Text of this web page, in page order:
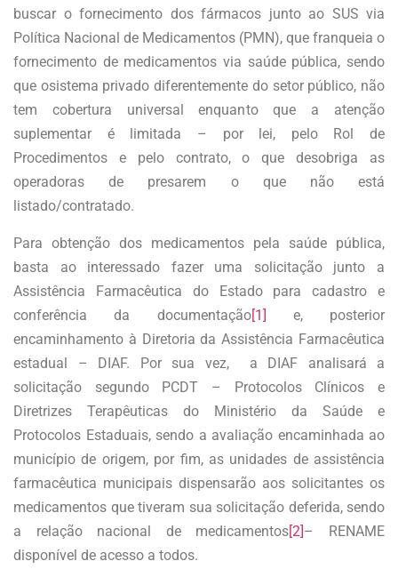
buscar o fornecimento dos fármacos junto ao SUS via
Política Nacional de Medicamentos (PMN), que franqueia o
fornecimento de medicamentos via saúde pública, sendo
que osistema privado diferentemente do setor público, não
tem cobertura universal enquanto que a atenção
suplementar é limitada – por lei, pelo Rol de
Procedimentos e pelo contrato, o que desobriga as
operadoras de presarem o que não está
listado/contratado.
Para obtenção dos medicamentos pela saúde pública,
basta ao interessado fazer uma solicitação junto a
Assistência Farmacêutica do Estado para cadastro e
conferência da documentação[1] e, posterior
encaminhamento à Diretoria da Assistência Farmacêutica
estadual – DIAF. Por sua vez, a DIAF analisará a
solicitação segundo PCDT – Protocolos Clínicos e
Diretrizes Terapêuticas do Ministério da Saúde e
Protocolos Estaduais, sendo a avaliação encaminhada ao
município de origem, por fim, as unidades de assistência
farmacêutica municipais dispensarão aos solicitantes os
medicamentos que tiveram sua solicitação deferida, sendo
a relação nacional de medicamentos[2]– RENAME
disponível de acesso a todos.